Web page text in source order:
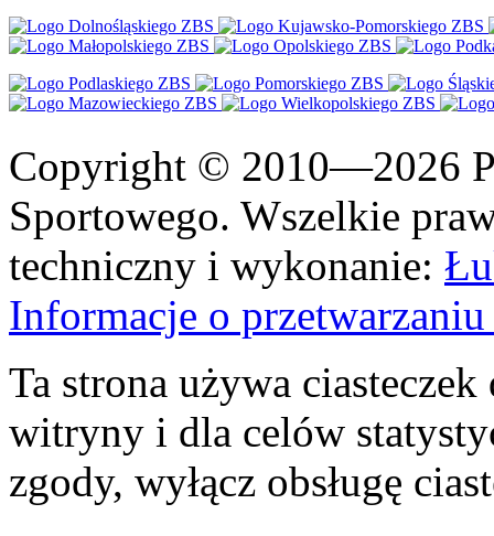
Copyright © 2010—2026
Sportowego. Wszelkie
techniczny i wykonanie:
Informacje o
Ta strona używa
witryny i dla celów
zgody, wyłącz obsługę